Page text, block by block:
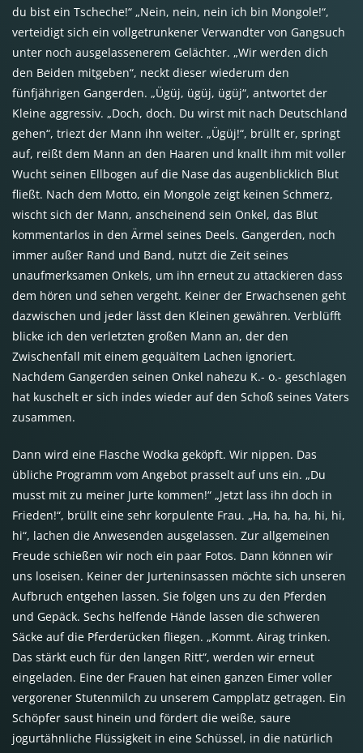
du bist ein Tscheche!“ „Nein, nein, nein ich bin Mongole!“,
verteidigt sich ein vollgetrunkener Verwandter von Gangsuch
unter noch ausgelassenerem Gelächter. „Wir werden dich
den Beiden mitgeben“, neckt dieser wiederum den
fünfjährigen Gangerden. „Ügüj, ügüj, ügüj“, antwortet der
Kleine aggressiv. „Doch, doch. Du wirst mit nach Deutschland
gehen“, triezt der Mann ihn weiter. „Ügüj!“, brüllt er, springt
auf, reißt dem Mann an den Haaren und knallt ihm mit voller
Wucht seinen Ellbogen auf die Nase das augenblicklich Blut
fließt. Nach dem Motto, ein Mongole zeigt keinen Schmerz,
wischt sich der Mann, anscheinend sein Onkel, das Blut
kommentarlos in den Ärmel seines Deels. Gangerden, noch
immer außer Rand und Band, nutzt die Zeit seines
unaufmerksamen Onkels, um ihn erneut zu attackieren dass
dem hören und sehen vergeht. Keiner der Erwachsenen geht
dazwischen und jeder lässt den Kleinen gewähren. Verblüfft
blicke ich den verletzten großen Mann an, der den
Zwischenfall mit einem gequältem Lachen ignoriert.
Nachdem Gangerden seinen Onkel nahezu K.- o.- geschlagen
hat kuschelt er sich indes wieder auf den Schoß seines Vaters
zusammen.
Dann wird eine Flasche Wodka geköpft. Wir nippen. Das
übliche Programm vom Angebot prasselt auf uns ein. „Du
musst mit zu meiner Jurte kommen!“ „Jetzt lass ihn doch in
Frieden!“, brüllt eine sehr korpulente Frau. „Ha, ha, ha, hi, hi,
hi“, lachen die Anwesenden ausgelassen. Zur allgemeinen
Freude schießen wir noch ein paar Fotos. Dann können wir
uns loseisen. Keiner der Jurteninsassen möchte sich unseren
Aufbruch entgehen lassen. Sie folgen uns zu den Pferden
und Gepäck. Sechs helfende Hände lassen die schweren
Säcke auf die Pferderücken fliegen. „Kommt. Airag trinken.
Das stärkt euch für den langen Ritt“, werden wir erneut
eingeladen. Eine der Frauen hat einen ganzen Eimer voller
vergorener Stutenmilch zu unserem Campplatz getragen. Ein
Schöpfer saust hinein und fördert die weiße, saure
jogurtähnliche Flüssigkeit in eine Schüssel, in die natürlich